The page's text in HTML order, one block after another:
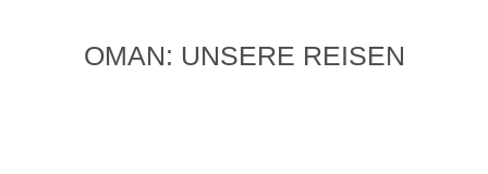
OMAN: UNSERE REISEN